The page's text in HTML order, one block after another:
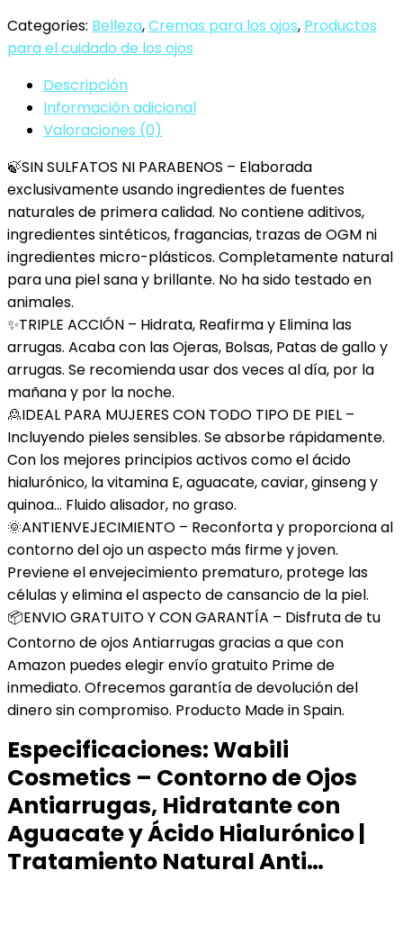
Ojos
Antiarrugas,
Hidratante
con
Aguacate
Ácido
Hialurónico
|
Tratamiento
Natural
Anti…
cantidad
Categories: Belleza,Cremas para los ojos, Productos
para el cuidado de los ojos
Descripción
Información adicional
Valoraciones (0)
🍃SIN SULFATOS NI PARABENOS – Elaborada
exclusivamente usando ingredientes de fuentes
naturales de primera calidad. No contiene aditivos,
ingredientes sintéticos, fragancias, trazas de OGM ni
ingredientes micro-plásticos. Completamente natural
para una piel sana y brillante. No ha sido testado en
animales.
✨TRIPLE ACCIÓN – Hidrata, Reafirma y Elimina las
arrugas. Acaba con las Ojeras, Bolsas, Patas de gallo y
arrugas. Se recomienda usar dos veces al día, por la
mañana y por la noche.
🙎IDEAL PARA MUJERES CON TODO TIPO DE PIEL –
Incluyendo pieles sensibles. Se absorbe rápidamente.
Con los mejores principios activos como el ácido
hialurónico, la vitamina E, aguacate, caviar, ginseng y
quinoa… Fluido alisador, no graso.
🌞ANTIENVEJECIMIENTO – Reconforta y proporciona al
contorno del ojo un aspecto más firme y joven.
Previene el envejecimiento prematuro, protege las
células y elimina el aspecto de cansancio de la piel.
📦ENVIO GRATUITO Y CON GARANTÍA – Disfruta de tu
Contorno de ojos Antiarrugas gracias a que con
Amazon puedes elegir envío gratuito Prime de
inmediato. Ofrecemos garantía de devolución del
dinero sin compromiso. Producto Made in Spain.
Especificaciones:Wabili
Cosmetics – Contorno de Ojos
Antiarrugas, Hidratante con
Aguacate y Ácido Hialurónico |
Tratamiento Natural Anti…